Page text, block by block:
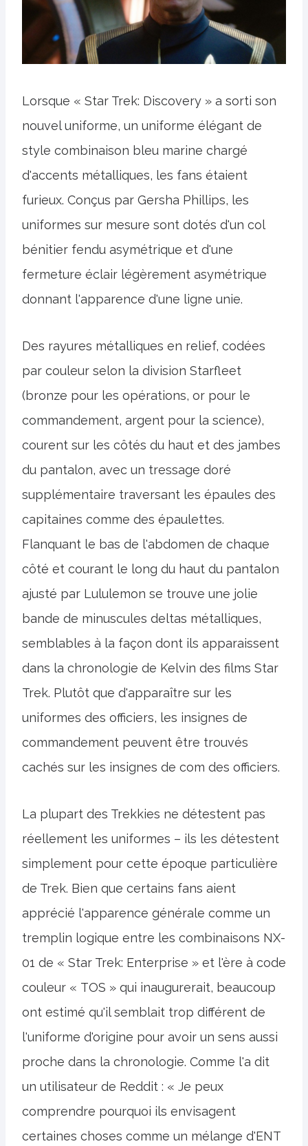
Lorsque « Star Trek: Discovery » a sorti son
nouvel uniforme, un uniforme élégant de
style combinaison bleu marine chargé
d'accents métalliques, les fans étaient
furieux. Conçus par Gersha Phillips, les
uniformes sur mesure sont dotés d'un col
bénitier fendu asymétrique et d'une
fermeture éclair légèrement asymétrique
donnant l'apparence d'une ligne unie.
Des rayures métalliques en relief, codées
par couleur selon la division Starfleet
(bronze pour les opérations, or pour le
commandement, argent pour la science),
courent sur les côtés du haut et des jambes
du pantalon, avec un tressage doré
supplémentaire traversant les épaules des
capitaines comme des épaulettes.
Flanquant le bas de l'abdomen de chaque
côté et courant le long du haut du pantalon
ajusté par Lululemon se trouve une jolie
bande de minuscules deltas métalliques,
semblables à la façon dont ils apparaissent
dans la chronologie de Kelvin des films Star
Trek. Plutôt que d'apparaître sur les
uniformes des officiers, les insignes de
commandement peuvent être trouvés
cachés sur les insignes de com des officiers.
La plupart des Trekkies ne détestent pas
réellement les uniformes – ils les détestent
simplement pour cette époque particulière
de Trek. Bien que certains fans aient
apprécié l'apparence générale comme un
tremplin logique entre les combinaisons NX-
01 de « Star Trek: Enterprise » et l'ère à code
couleur « TOS » qui inaugurerait, beaucoup
ont estimé qu'il semblait trop différent de
l'uniforme d'origine pour avoir un sens aussi
proche dans la chronologie. Comme l'a dit
un utilisateur de Reddit : « Je peux
comprendre pourquoi ils envisagent
certaines choses comme un mélange d'ENT